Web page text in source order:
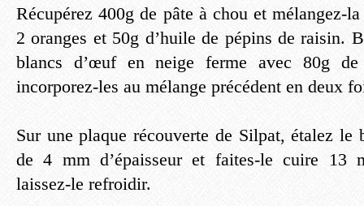
Récupérez 400g de pâte à chou et mélangez-
2 oranges et 50g d’huile de pépins de raisin.
blancs d’œuf en neige ferme avec 80g de
incorporez-les au mélange précédent en deux
Sur une plaque récouverte de Silpat, étalez le
de 4 mm d’épaisseur et faites-le cuire 13
laissez-le refroidir.